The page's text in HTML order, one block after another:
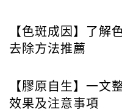
【色斑成因】了解
去除方法推薦
【膠原自生】一文
效果及注意事項